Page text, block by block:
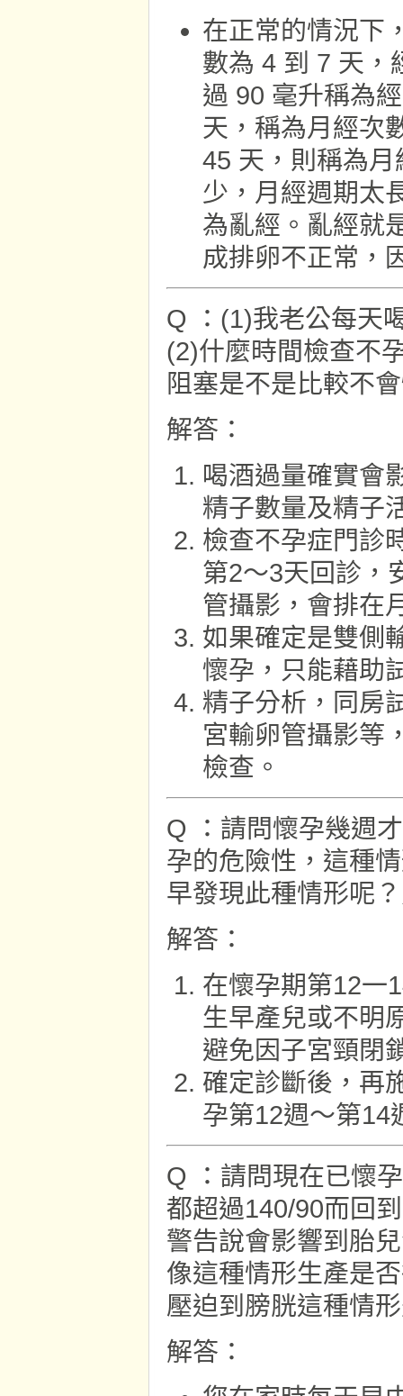
在正常的情況下
數為 4 到 7 天，
過 90 毫升稱為
天，稱為月經次
45 天，則稱為
少，月經週期太
為亂經。亂經就
成排卵不正常，
Q ：(1)我老公每天
(2)什麼時間檢查不
阻塞是不是比較不
解答：
喝酒過量確實會
精子數量及精子
檢查不孕症門診
第2～3天回診，
管攝影，會排在
如果確定是雙側
懷孕，只能藉助
精子分析，同房
宮輸卵管攝影等
檢查。
Q ：請問懷孕幾週
孕的危險性，這種
早發現此種情形呢
解答：
在懷孕期第12一
生早產兒或不明
避免因子宮頸閉
確定診斷後，再
孕第12週～第14
Q ：請問現在已懷
都超過140/90而回
警告說會影響到胎
像這種情形生產是
壓迫到膀胱這種情
解答：